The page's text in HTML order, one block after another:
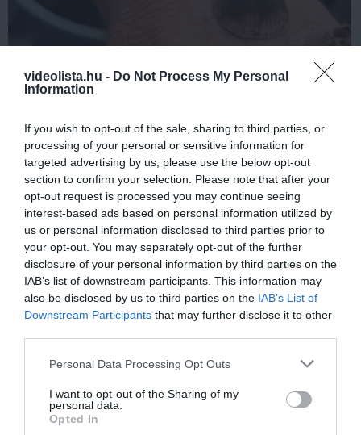
videolista.hu - Do Not Process My Personal
Information
If you wish to opt-out of the sale, sharing to third parties, or
processing of your personal or sensitive information for
targeted advertising by us, please use the below opt-out
section to confirm your selection. Please note that after your
opt-out request is processed you may continue seeing
interest-based ads based on personal information utilized by
us or personal information disclosed to third parties prior to
your opt-out. You may separately opt-out of the further
disclosure of your personal information by third parties on the
IAB’s list of downstream participants. This information may
also be disclosed by us to third parties on the IAB’s List of
Downstream Participants that may further disclose it to other
Please note that this website/app uses one or more Google
not limited to your visit or usage behaviour. You may click to
grant or deny consent to Google and its third-party tags to
use your data for below specified purposes in below Google
Personal Data Processing Opt Outs
I want to opt-out of the Sharing of my
personal data.
Opted In
5 Hidden Signs You Have Worms Inside Your
Body
294 114 267
6 h 18 min
This Simple Trick Removes All Parasites From
Your Body!